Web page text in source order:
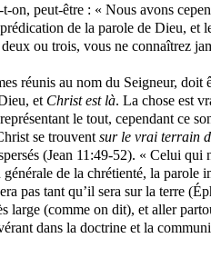
on, peut-être : « Nous avons
de la parole de Dieu, et
ou trois, vous ne connaîtrez
réunis au nom du Seigneur,
et Christ est là. La chose est
le tout, cependant ce
se trouvent sur le vrai terrain
(Jean 11:49-52). « Celui qui
de la chrétienté, la
pas tant qu’il sera sur la terre (
large (comme on dit), et aller
dans la doctrine et la